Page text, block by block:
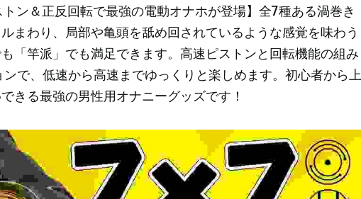
トン＆正反回転で最強の電動オナホが登場】全7種ある渦巻き
まわり、局部や亀頭を舐め回されているような感覚を味わう
「竿派」でも満足できます。高速ピストンと回転機能の組み
で、低速から高速までゆっくりと楽しめます。初心者から上
きる最強の男性用オナニーグッズです！